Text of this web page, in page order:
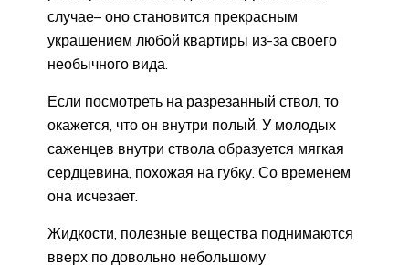
случае– оно становится прекрасным
украшением любой квартиры из-за своего
необычного вида.
Если посмотреть на разрезанный ствол, то
окажется, что он внутри полый. У молодых
саженцев внутри ствола образуется мягкая
сердцевина, похожая на губку. Со временем
она исчезает.
Жидкости, полезные вещества поднимаются
вверх по довольно небольшому